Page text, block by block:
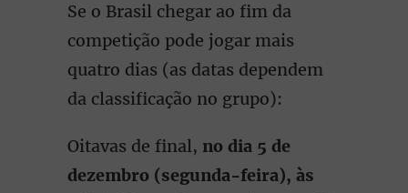
Se o Brasil chegar ao fim da
competição pode jogar mais
quatro dias (as datas dependem
da classificação no grupo):
Oitavas de final, no dia 5 de
dezembro (segunda-feira), às